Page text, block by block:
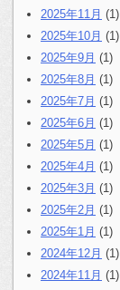
2025年11月 (1)
2025年10月 (1)
2025年9月 (1)
2025年8月 (1)
2025年7月 (1)
2025年6月 (1)
2025年5月 (1)
2025年4月 (1)
2025年3月 (1)
2025年2月 (1)
2025年1月 (1)
2024年12月 (1)
2024年11月 (1)